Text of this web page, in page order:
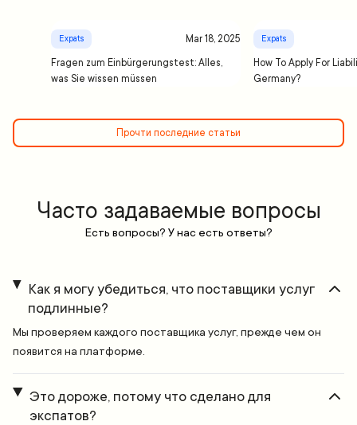
Expats Mar 18, 2025
Fragen zum Einbürgerungstest: Alles,
was Sie wissen müssen
Expats
How To Apply For
Germany?
Прочти последние статьи
Часто задаваемые вопросы
Есть вопросы? У нас есть ответы?
Как я могу убедиться, что поставщики услуг
подлинные?
Мы проверяем каждого поставщика услуг, прежде чем он
появится на платформе.
Это дороже, потому что сделано для
экспатов?